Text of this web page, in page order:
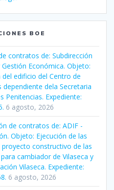
BOE
contratos de: Subdirección
Económica. Objeto:
edificio del Centro de
dela Secretaria
Penitencias. Expediente:
6 agosto, 2026
de contratos de: ADIF -
Objeto: Ejecución de las
constructivo de las
cambiador de Vilaseca y
Vilaseca. Expediente:
6 agosto, 2026